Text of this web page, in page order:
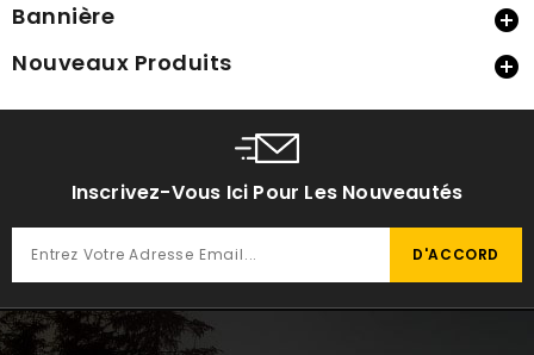
Bannière 
Nouveaux Produits 
Inscrivez-Vous Ici Pour Les Nouveautés